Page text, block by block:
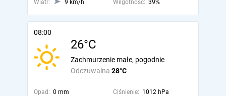
Wiatr: 9 km/h Wilgotność: 39%
08:00
26°C
Odczuwalna 28°C
Zachmurzenie małe, pogodnie
Opad: 0 mm Ciśnienie: 1012 hPa